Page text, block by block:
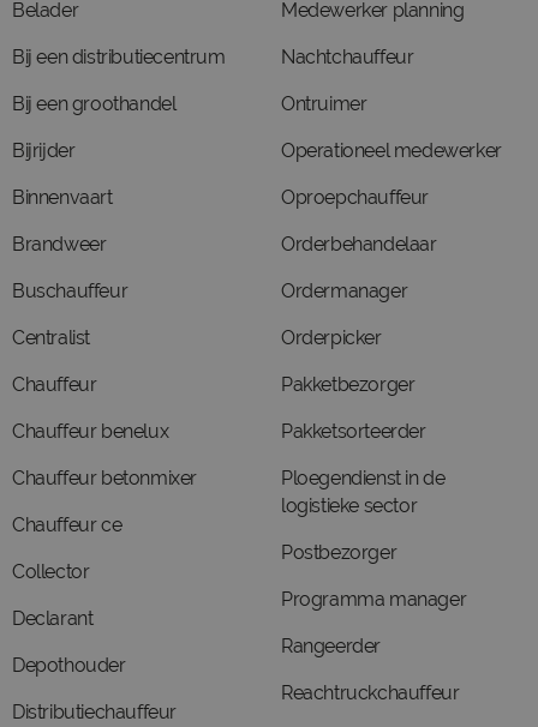
Belader
Bij een distributiecentrum
Bij een groothandel
Bijrijder
Binnenvaart
Brandweer
Buschauffeur
Centralist
Chauffeur
Chauffeur benelux
Chauffeur betonmixer
Chauffeur ce
Collector
Declarant
Depothouder
Distributiechauffeur
Medewerker planning
Nachtchauffeur
Ontruimer
Operationeel medewerker
Oproepchauffeur
Orderbehandelaar
Ordermanager
Orderpicker
Pakketbezorger
Pakketsorteerder
Ploegendienst in de
logistieke sector
Postbezorger
Programma manager
Rangeerder
Reachtruckchauffeur